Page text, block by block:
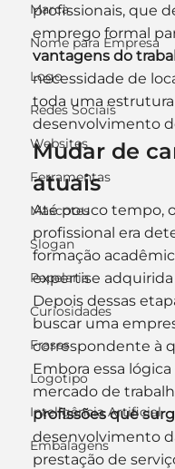
Marca
Nome para Empresa
Logo
Redes Sociais
Websites
Ferramentas
Mascotes
Slogan
Papelaria
Curiosidades
Frases
Logotipo
Inteligência Artificial
Embalagens
profissionais, que
emprego formal
vantagens do
necessidade de
toda uma estrutura
desenvolvimento
Mudar de
atuais
Até pouco tempo,
profissional era
formação
expertise adquirida
Depois dessas
buscar uma
correspondente à
Embora essa
mercado de
profissões que
desenvolvimento
prestação de